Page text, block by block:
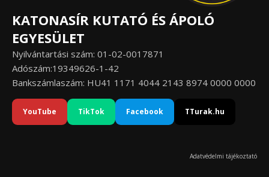
KATONASÍR KUTATÓ ÉS ÁPOLÓ
EGYESÜLET
Nyilvántartási szám: 01-02-0017871
Adószám:19349626-1-42
Bankszámlaszám: HU41 1171 4044 2143 8974 0000 0000
YouTube TikTok Facebook TTurak.hu
Adatvédelmi tájékoztató